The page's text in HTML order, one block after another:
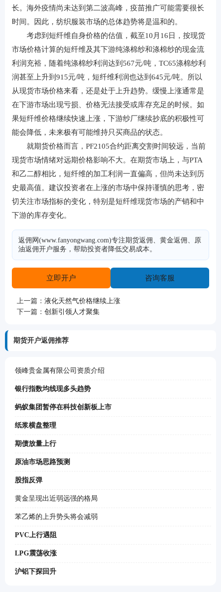
长。海外疫情尚未达到第二波高峰，疫苗推广可能需要很长
时间。因此，纺织服装市场的总体趋势将是温和的。
考虑到短纤维自身价格的估值，截至10月16日，按现货
市场价格计算的短纤维及其下游纯涤棉纱和涤棉纱的现金流
利润充裕，随着纯涤棉纱利润达到567元/吨，TC65涤棉纱利
润甚至上升到915元/吨，短纤维利润也达到645元/吨。所以
从现货市场价格来看，还是处于上升趋势。缓慢上涨通常是
在下游市场出现亏损、价格无法接受或库存充足的时候。如
果短纤维价格继续快速上涨，下游纱厂继续抄底的积极性可
能会降低，未来极有可能维持只买商品的状态。
就期货价格而言，PF2105合约距离交割时间较远，当前
现货市场情绪对远期价格影响不大。在期货市场上，与PTA
和乙二醇相比，短纤维的加工利润一直偏高，但尚未达到历
史最高值。建议投资者在上涨的市场中保持谨慎的思考，密
切关注市场指标的变化，特别是短纤维现货市场的产销和中
下游的库存变化。
返佣网(www.fanyongwang.com)专注期货返佣、黄金返佣、原
油返佣开户服务，帮助投资者降低交易成本。
立即开户 咨询客服
上一篇： 液化天然气价格继续上涨
下一篇： 创新引领人才聚集
期货开户返佣推荐
领峰贵金属有限公司资质介绍
银行指数均线现多头趋势
蚂蚁集团暂停在科技创新板上市
纸浆横盘整理
期债放量上行
原油市场思路预测
股指反弹
黄金呈现出近弱远强的格局
苯乙烯的上升势头将会减弱
PVC上行遇阻
LPG震荡收涨
沪铝下探回升